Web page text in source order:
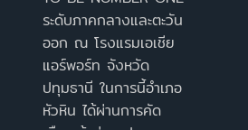
ระดับภาคกลางและตะวัน
ออก ณ โรงแรมเอเชีย
แอร์พอร์ท จังหวัด
ปทุมธานี ในการนี้อำเภอ
หัวหิน ได้ผ่านการคัด